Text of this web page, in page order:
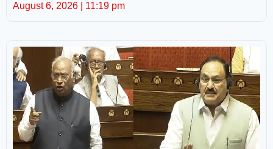
August 6, 2026 11:19 pm